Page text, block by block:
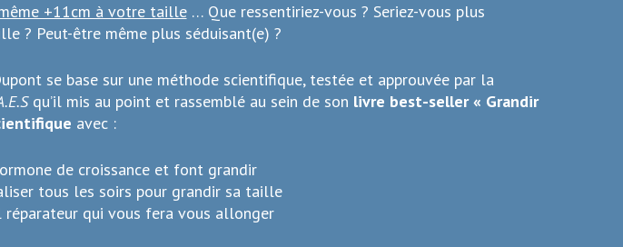
+11cm à votre taille… Que ressentiriez-vous ? Seriez-vous plus
? Peut-être même plus séduisant(e) ?
se base sur une méthode scientifique, testée et approuvée par la
qu’il mis au point et rassemblé au sein de son livre best-seller « Grandir
avec :
de croissance et font grandir
tous les soirs pour grandir sa taille
réparateur qui vous fera vous allonger